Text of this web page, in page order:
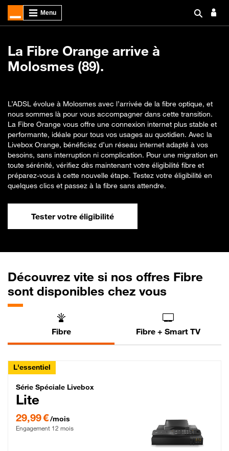
La Fibre Orange arrive à
Molosmes (89).
L’ADSL évolue à Molosmes avec l’arrivée de la fibre optique, et
nous sommes là pour vous accompagner dans cette transition.
La Fibre Orange vous offre une connexion internet plus stable et
performante, idéale pour tous vos usages au quotidien. Avec la
Livebox Orange, bénéficiez d’un réseau internet adapté à vos
besoins, sans interruption ni complication. Pour une migration en
toute sérénité, vérifiez dès maintenant votre éligibilité fibre et
préparez-vous à cette nouvelle étape. Testez votre éligibilité en
quelques clics et passez à la fibre sans attendre.
Tester votre éligibilité
Découvrez vite si nos offres Fibre
sont disponibles chez vous
Fibre Fibre + Smart TV
L'essentiel
Série Spéciale Livebox Lite Fibre
Série Spéciale Livebox
Lite
29,99 €/mois
Engagement 12 mois